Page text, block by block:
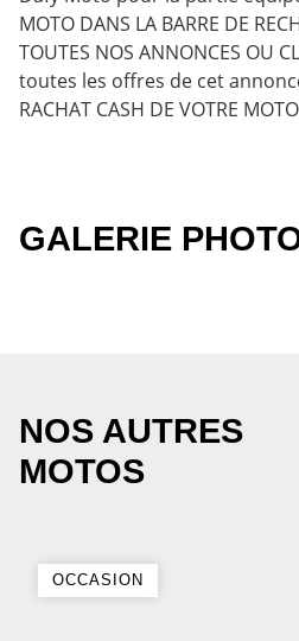
MOTO DANS LA BARRE DE
TOUTES NOS ANNONCES OU
toutes les offres de cet
RACHAT CASH DE VOTRE
GALERIE
NOS AUTRES
MOTOS
OCCASION